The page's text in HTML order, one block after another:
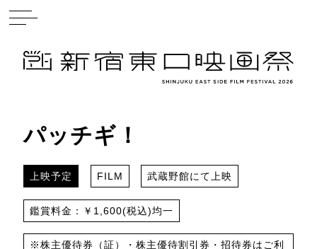
パッチギ！
上映予定 FILM 武蔵野館にて上映
鑑賞料金：￥1,600(税込)均一
※株主優待券（証）・株主優待割引券・招待券はご利